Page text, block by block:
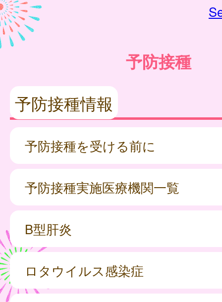
予防接種
予防接種情報
予防接種を受ける前に
予防接種実施医療機関一覧
B型肝炎
ロタウイルス感染症